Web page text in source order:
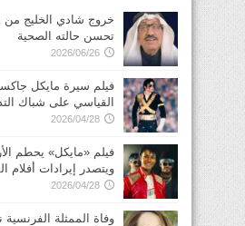
خروج شادي الخليج
تحسن حالته الصحية
2026/06/26
فيلم سيرة مايكل
القياسي على شباك
2026/04/28
فيلم «مايكل» يحطم
ويتصدر إيرادات أفلام
2026/04/28